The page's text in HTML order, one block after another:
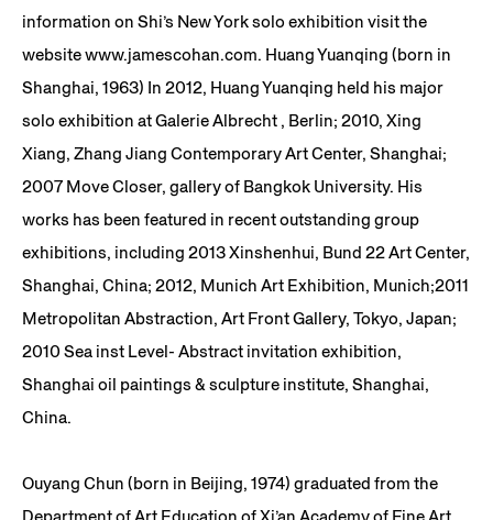
information on Shi’s New York solo exhibition visit the
website www.jamescohan.com. Huang Yuanqing (born in
Shanghai, 1963) In 2012, Huang Yuanqing held his major
solo exhibition at Galerie Albrecht , Berlin; 2010, Xing
Xiang, Zhang Jiang Contemporary Art Center, Shanghai;
2007 Move Closer, gallery of Bangkok University. His
works has been featured in recent outstanding group
exhibitions, including 2013 Xinshenhui, Bund 22 Art Center,
Shanghai, China; 2012, Munich Art Exhibition, Munich;2011
Metropolitan Abstraction, Art Front Gallery, Tokyo, Japan;
2010 Sea inst Level- Abstract invitation exhibition,
Shanghai oil paintings & sculpture institute, Shanghai,
China.
Ouyang Chun (born in Beijing, 1974) graduated from the
Department of Art Education of Xi’an Academy of Fine Art.